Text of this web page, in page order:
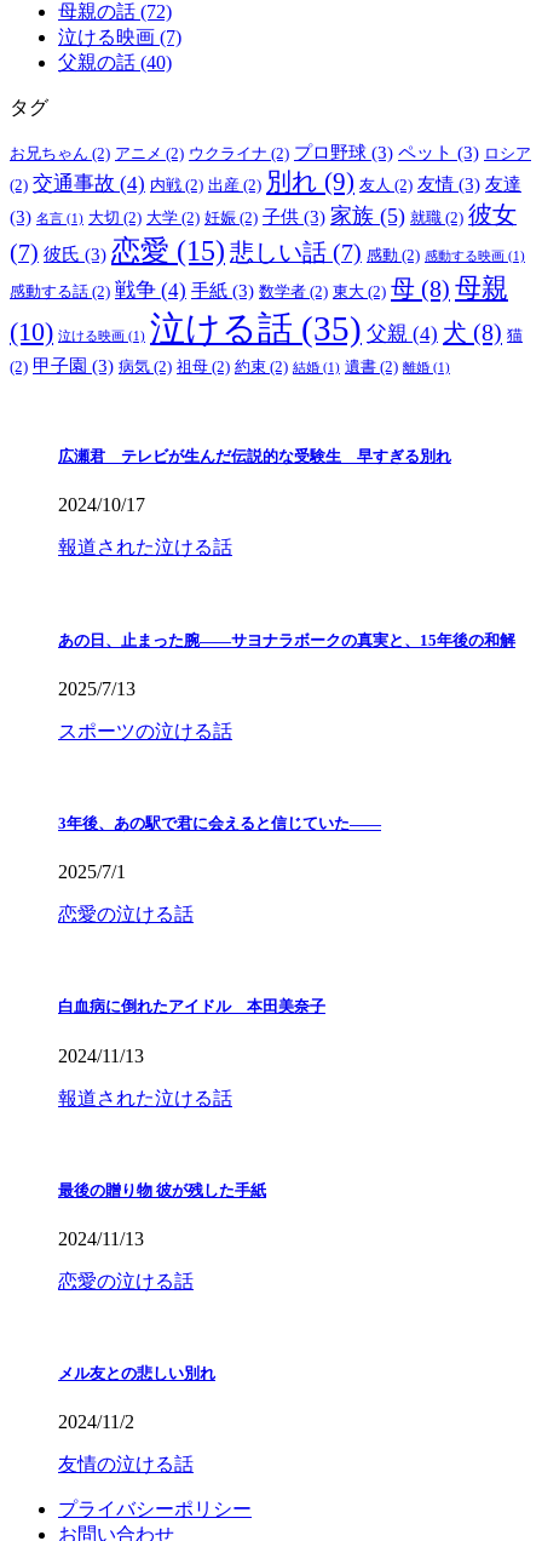
母親の話 (72)
泣ける映画 (7)
父親の話 (40)
タグ
お兄ちゃん (2) アニメ (2) ウクライナ (2) プロ野球 (3) ペット (3) ロシア
(2) 交通事故 (4) 内戦 (2) 出産 (2) 別れ (9) 友人 (2) 友情 (3) 友達
(3) 名言 (1) 大切 (2) 大学 (2) 妊娠 (2) 子供 (3) 家族 (5) 就職 (2) 彼女
(7) 彼氏 (3) 恋愛 (15) 悲しい話 (7) 感動 (2) 感動する映画 (1)
感動する話 (2) 戦争 (4) 手紙 (3) 数学者 (2) 東大 (2) 母 (8) 母親
(10) 泣ける映画 (1) 泣ける話 (35) 父親 (4) 犬 (8) 猫
(2) 甲子園 (3) 病気 (2) 祖母 (2) 約束 (2) 結婚 (1) 遺書 (2) 離婚 (1)
広瀬君 テレビが生んだ伝説的な受験生 早すぎる別れ
2024/10/17
報道された泣ける話
あの日、止まった腕――サヨナラボークの真実と、15年後の和解
2025/7/13
スポーツの泣ける話
3年後、あの駅で君に会えると信じていた——
2025/7/1
恋愛の泣ける話
白血病に倒れたアイドル 本田美奈子
2024/11/13
報道された泣ける話
最後の贈り物 彼が残した手紙
2024/11/13
恋愛の泣ける話
メル友との悲しい別れ
2024/11/2
友情の泣ける話
プライバシーポリシー
お問い合わせ